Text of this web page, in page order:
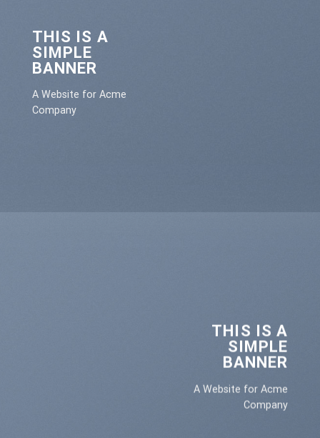
THIS IS A
SIMPLE
BANNER
A Website for Acme
Company
THIS IS A
SIMPLE
BANNER
A Website for Acme
Company